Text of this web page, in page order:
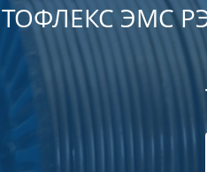
ТОФЛЕКС ЭМС